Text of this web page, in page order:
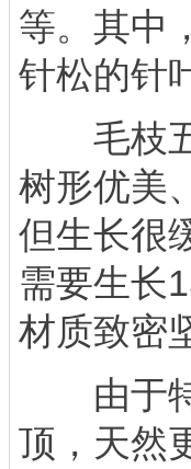
等。其中
针松的针
毛枝五
树形优美
但生长很
需要生长
材质致密
由于特
顶，天然